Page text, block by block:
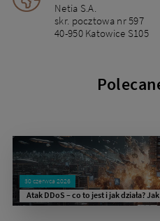
Netia S.A.
skr. pocztowa nr 597
40-950 Katowice S105
30 czerwca 2026
Atak DDoS – co to jest i jak działa?